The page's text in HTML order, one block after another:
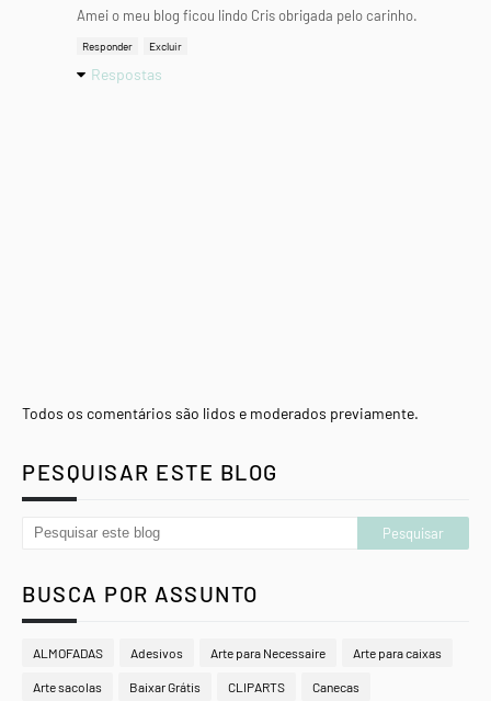
Amei o meu blog ficou lindo Cris obrigada pelo carinho.
Responder Excluir
Respostas
Todos os comentários são lidos e moderados previamente.
PESQUISAR ESTE BLOG
BUSCA POR ASSUNTO
ALMOFADAS Adesivos Arte para Necessaire Arte para caixas
Arte sacolas Baixar Grátis CLIPARTS Canecas